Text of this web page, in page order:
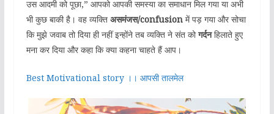
उस आदमी को पूछा,” आपको आपकी समस्या का समाधान मिल गया या अभी
भी कुछ बाकी है। वह व्यक्ति असमंजस/confusionमें पड़ गया और सोचा
कि मुझे जवाब तो दिया ही नहीं इन्होंने तब व्यक्ति ने संत कोगर्दनहिलाते हुए
मना कर दिया और कहा कि क्या कहना चाहते हैं आप।
Best Motivational story ।। आपसी तालमेल